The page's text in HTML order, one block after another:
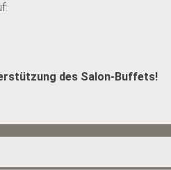
des Salon-Buffets!